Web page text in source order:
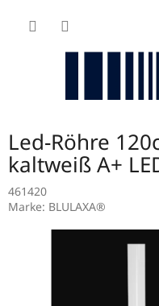
Inhalt
Led-Röhre
kaltweiß A+
461420
Marke: BLULAXA®